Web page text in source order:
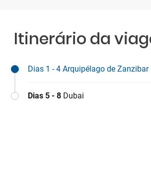
Itinerário da
Dias 1 - 4 Arquipélago de Zanzibar
Dias 5 - 8 Dubai